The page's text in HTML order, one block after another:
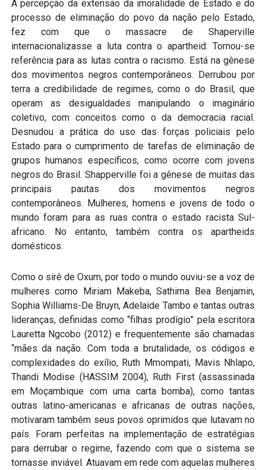
A percepção da extensão da imoralidade de Estado e do
processo de eliminação do povo da nação pelo Estado,
fez com que o massacre de Shaperville
internacionalizasse a luta contra o apartheid. Tornou-se
referência para as lutas contra o racismo. Está na gênese
dos movimentos negros contemporâneos. Derrubou por
terra a credibilidade de regimes, como o do Brasil, que
operam as desigualdades manipulando o imaginário
coletivo, com conceitos como o da democracia racial.
Desnudou a prática do uso das forças policiais pelo
Estado para o cumprimento de tarefas de eliminação de
grupos humanos específicos, como ocorre com jovens
negros do Brasil. Shapperville foi a gênese de muitas das
principais pautas dos movimentos negros
contemporâneos. Mulheres, homens e jovens de todo o
mundo foram para as ruas contra o estado racista Sul-
africano. No entanto, também contra os apartheids
domésticos.
Como o sirê de Oxum, por todo o mundo ouviu-se a voz de
mulheres como Miriam Makeba, Sathima Bea Benjamin,
Sophia Williams-De Bruyn, Adelaide Tambo e tantas outras
lideranças, definidas como “filhas prodígio” pela escritora
Lauretta Ngcobo (2012) e frequentemente são chamadas
“mães da nação. Com toda a brutalidade, os códigos e
complexidades do exílio, Ruth Mmompati, Mavis Nhlapo,
Thandi Modise (HASSIM 2004), Ruth First (assassinada
em Moçambique com uma carta bomba), como tantas
outras latino-americanas e africanas de outras nações,
motivaram também seus povos oprimidos que lutavam no
país. Foram perfeitas na implementação de estratégias
para derrubar o regime, fazendo com que o sistema se
tornasse inviável. Atuavam em rede com aquelas mulheres